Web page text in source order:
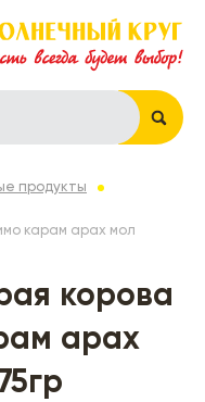
продукты
карам арах мол
корова
арах